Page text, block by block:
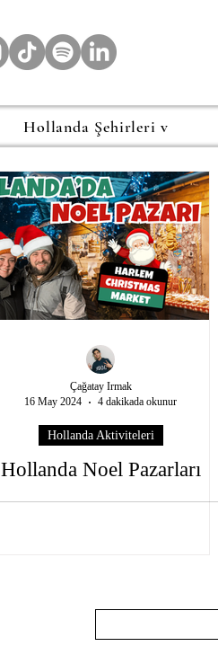
Hollanda Şehirleri v
Çağatay Irmak
16 May 2024
4 dakikada okunur
Hollanda Aktiviteleri
Hollanda Noel Pazarları